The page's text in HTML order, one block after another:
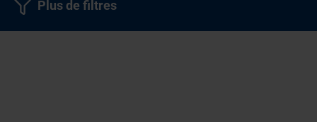
Plus de filtres